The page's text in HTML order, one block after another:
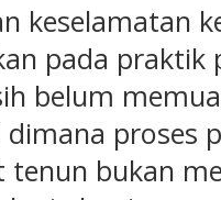
keselamatan
pada praktik
belum
proses
tenun bukan